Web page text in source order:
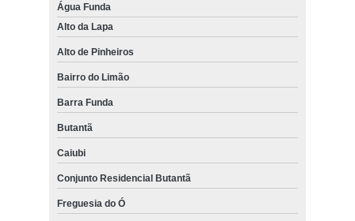
Água Funda
Alto da Lapa
Alto de Pinheiros
Bairro do Limão
Barra Funda
Butantã
Caiubi
Conjunto Residencial Butantã
Freguesia do Ó